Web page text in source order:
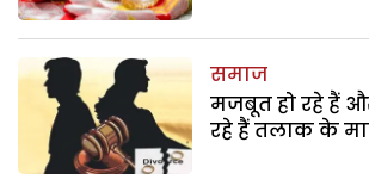
समाज
मजबूत हो रहे हैं
रहे हैं तलाक के